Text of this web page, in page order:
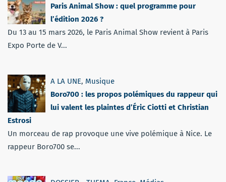
Paris Animal Show : quel programme pour
l’édition 2026 ?
Du 13 au 15 mars 2026, le Paris Animal Show revient à Paris
Expo Porte de V...
A LA UNE, Musique
Boro700 : les propos polémiques du rappeur qui
lui valent les plaintes d’Éric Ciotti et Christian
Estrosi
Un morceau de rap provoque une vive polémique à Nice. Le
rappeur Boro700 se...